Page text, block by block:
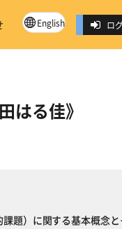
English ロ
はる佳》
題）に関する基本概念